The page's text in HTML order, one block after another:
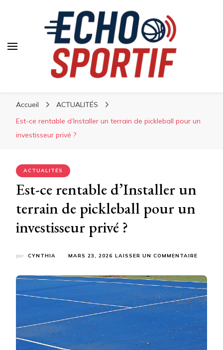
Accueil
ACTUALITÉS
Est-ce rentable d’Installer un terrain de pickleball pour un
investisseur privé ?
ACTUALITÉS
Est-ce rentable d’Installer un
terrain de pickleball pour un
investisseur privé ?
par CYNTHIA MARS 23, 2026 LAISSER UN COMMENTAIRE
UN
POUR
UN